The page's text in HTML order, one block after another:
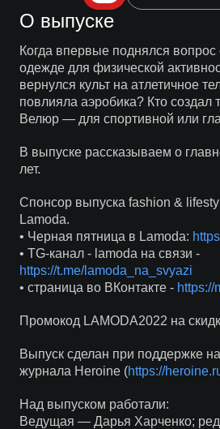
О выпуске
Когда впервые поднялся вопрос
одежде для физической
вернулся культ на атлетичное
повлияла аэробика? Кто создал
Велюр — для спортивной или
В выпуске рассказываем о
лет.
Спонсор выпуска fashion &
Lamoda.
• Черная пятница в Lamoda:
• TG-канал - lamoda на связи -
https://t.me/lamoda_na_svyazi
• страница во ВКонтакте - https://
Промокод LAMODA2022 на
Выпуск сделан при поддержке
журнала Heroine (https://
Над выпуском работали:
Ведущая — Дарья Харченко;